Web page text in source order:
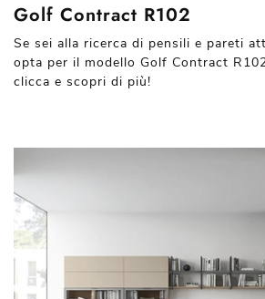
Golf Contract R102
Se sei alla ricerca di pensili e pareti
opta per il modello Golf Contract
clicca e scopri di più!